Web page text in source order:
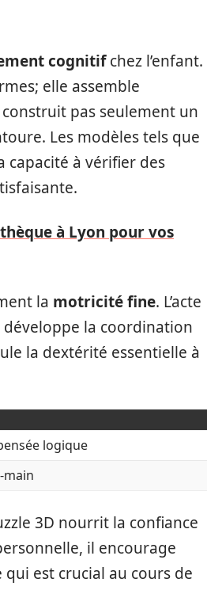
cognitifchez l’enfant.
elle assemble
pas seulement un
Les modèles tels que
capacité à vérifier des
à Lyon pour vos
la motricité fine. L’acte
développe la coordination
la dextérité essentielle à
logique
3D nourrit la confiance
il encourage
qui est crucial au cours de